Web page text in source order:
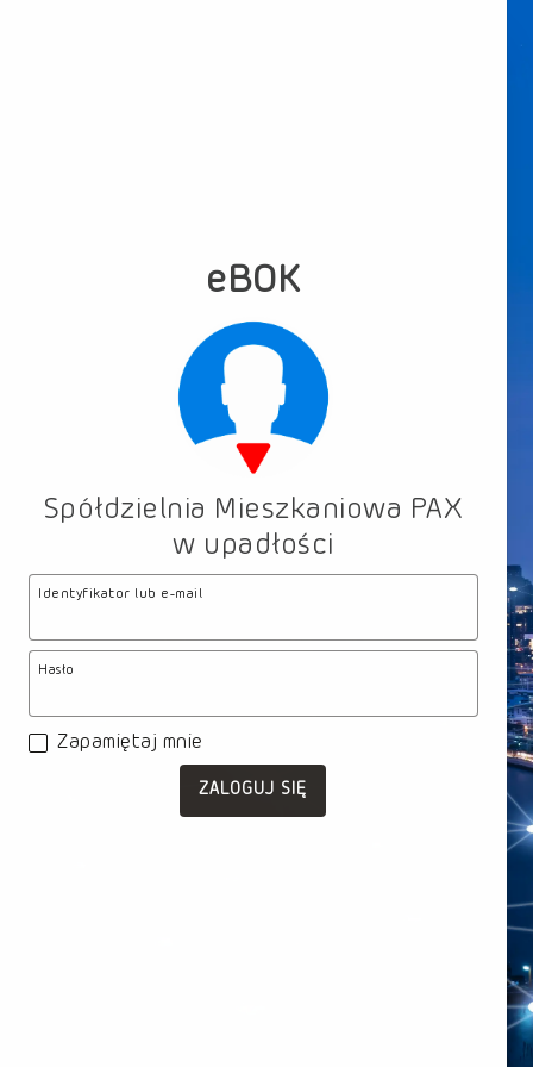
eBOK
Właściciel
Spółdzielnia Mieszkaniowa PAX
w upadłości
Identyfikator lub e-mail
Hasło
Zapamiętaj mnie
ZALOGUJ SIĘ